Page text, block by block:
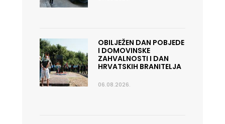
OBILJEŽEN DAN POBJEDE
I DOMOVINSKE
ZAHVALNOSTI I DAN
HRVATSKIH BRANITELJA
06.08.2026.